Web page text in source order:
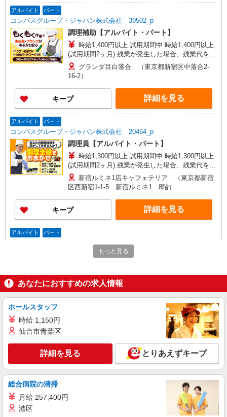
アルバイト パート
コンパスグループ・ジャパン株式会社 39502_p
調理補助【アルバイト・パート】
時給1,400円以上 試用期間中 時給1,400円以上
(試用期間2ヶ月) 残業が発生した場合、残業代を1
分単位で別途支給します。
グランダ目白落合 （東京都新宿区中落合2-
16-2）
キープ 詳細を見る
アルバイト パート
コンパスグループ・ジャパン株式会社 20464_p
調理員【アルバイト・パート】
時給1,300円以上 試用期間中 時給1,300円以上
(試用期間2ヶ月) 残業が発生した場合、残業代を1
分単位で別途支給します。
新宿ルミネ1店キャフェテリア （東京都新宿
区西新宿1-1-5 新宿ルミネ1 8階）
キープ 詳細を見る
アルバイト パート
コンパスグループ・ジャパン株式会社 21760_p
調理員【アルバイト・パート】
(試用期間2ヶ月) 残業が発生した場合、残業代を1
分単位で別途支給します。
大成建設本社 （東京都新宿区西新宿1-25-1
新宿センタービル6階）
キープ 詳細を見る
アルバイト パート
コンパスグループ・ジャパン株式会社 39538_p
調理師【アルバイト・パート】
分単位で別途支給します。
グランダ四谷 （東京都新宿区四谷本塩町13-
もっと見る
あなたにおすすめの求人情報
ホールスタッフ
時給 1,150円
仙台市青葉区
詳細を見る とりあえずキープ
総合病院の清掃
月給 257,400円
港区